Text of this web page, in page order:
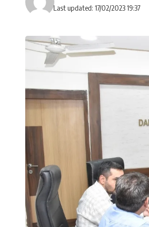
Last updated: 17/02/2023 19:37